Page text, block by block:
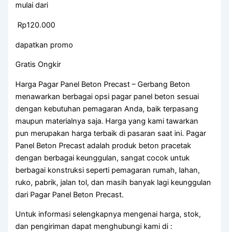
mulai dari
Rp120.000
dapatkan promo
Gratis Ongkir
Harga Pagar Panel Beton Precast – Gerbang Beton
menawarkan berbagai opsi pagar panel beton sesuai
dengan kebutuhan pemagaran Anda, baik terpasang
maupun materialnya saja. Harga yang kami tawarkan
pun merupakan harga terbaik di pasaran saat ini. Pagar
Panel Beton Precast adalah produk beton pracetak
dengan berbagai keunggulan, sangat cocok untuk
berbagai konstruksi seperti pemagaran rumah, lahan,
ruko, pabrik, jalan tol, dan masih banyak lagi keunggulan
dari Pagar Panel Beton Precast.
Untuk informasi selengkapnya mengenai harga, stok,
dan pengiriman dapat menghubungi kami di :